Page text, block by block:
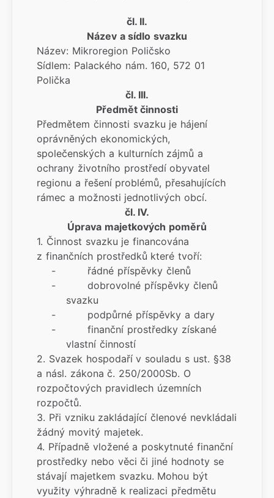
čl. II.
Název a sídlo svazku
Název: Mikroregion Poličsko
Sídlem: Palackého nám. 160, 572 01
Polička
čl. III.
Předmět činnosti
Předmětem činnosti svazku je hájení
oprávněných ekonomických,
společenských a kulturních zájmů a
ochrany životního prostředí obyvatel
regionu a řešení problémů, přesahujících
rámec a možnosti jednotlivých obcí.
čl. IV.
Úprava majetkových poměrů
1. Činnost svazku je financována
z finančních prostředků které tvoří:
- řádné příspěvky členů
- dobrovolné příspěvky členů
svazku
- podpůrné příspěvky a dary
- finanční prostředky získané
vlastní činností
2. Svazek hospodaří v souladu s ust. §38
a násl. zákona č. 250/2000Sb. O
rozpočtových pravidlech územních
rozpočtů.
3. Při vzniku zakládající členové nevkládali
žádný movitý majetek.
4. Případně vložené a poskytnuté finanční
prostředky nebo věci či jiné hodnoty se
stávají majetkem svazku. Mohou být
využity výhradně k realizaci předmětu